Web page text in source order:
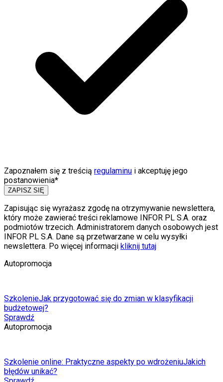
Zapoznałem się z treścią regulaminu i akceptuję jego
postanowienia*
ZAPISZ SIĘ
Zapisując się wyrażasz zgodę na otrzymywanie newslettera,
który może zawierać treści reklamowe INFOR PL S.A. oraz
podmiotów trzecich. Administratorem danych osobowych jest
INFOR PL S.A. Dane są przetwarzane w celu wysyłki
newslettera. Po więcej informacji kliknij tutaj
Autopromocja
SzkolenieJak przygotować się do zmian w klasyfikacji
budżetowej?
Sprawdź
Autopromocja
Szkolenie online: Praktyczne aspekty po wdrożeniuJakich
błędów unikać?